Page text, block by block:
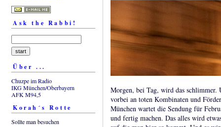
Ask the Rabbi!
Über ...
Chuzpe im Radio
IKG München/Oberbayern
AFK M94,5
Korah´s Rotte
Sollte man besuchen
Morgen, bei Tag, wird das schlimmer.
vorbei an toten Kombinaten und
München wartet die Sendung für
und fertig machen. Das alles wird